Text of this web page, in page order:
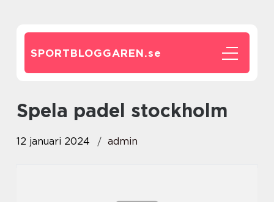
SPORTBLOGGAREN.se
spela padel stockholm
12 januari 2024 admin